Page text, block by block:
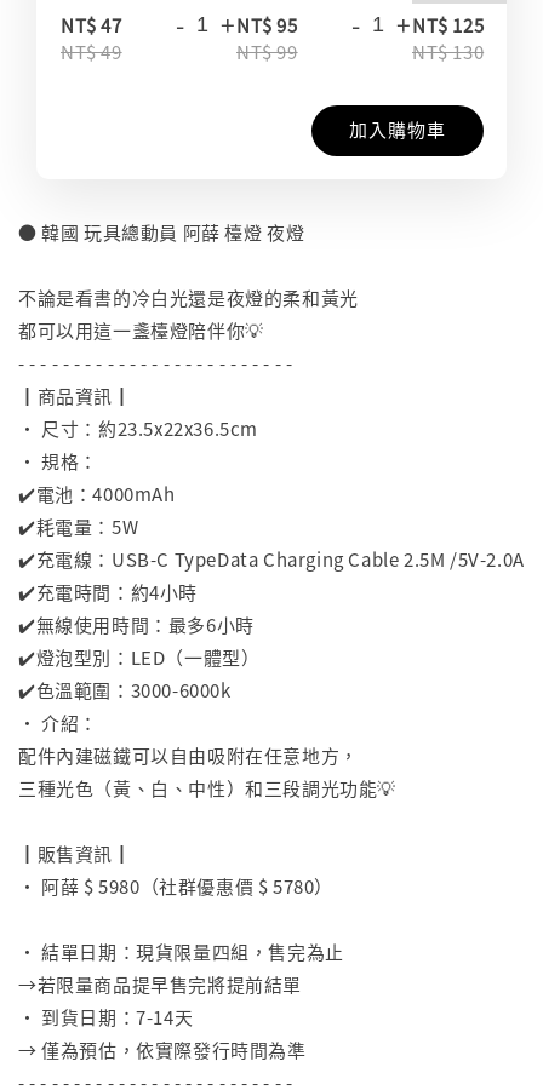
NT$ 47
NT$ 49
- +NT$ 95
NT$ 99
- +NT$ 125
NT$ 130
加入購物車
● 韓國 玩具總動員 阿薛 檯燈 夜燈
不論是看書的冷白光還是夜燈的柔和黃光
都可以用這一盞檯燈陪伴你💡
- - - - - - - - - - - - - - - - - - - - - - - - -
┃商品資訊┃
• 尺寸：約23.5x22x36.5cm
• 規格：
✔️電池：4000mAh
✔️耗電量：5W
✔️充電線：USB-C TypeData Charging Cable 2.5M /5V-2.0A
✔️充電時間：約4小時
✔️無線使用時間：最多6小時
✔️燈泡型別：LED（一體型）
✔️色溫範圍：3000-6000k
• 介紹：
配件內建磁鐵可以自由吸附在任意地方，
三種光色（黃、白、中性）和三段調光功能💡
┃販售資訊┃
• 阿薛 $ 5980（社群優惠價 $ 5780）
• 結單日期：現貨限量四組，售完為止
→若限量商品提早售完將提前結單
• 到貨日期：7-14天
→ 僅為預估，依實際發行時間為準
- - - - - - - - - - - - - - - - - - - - - - - - -